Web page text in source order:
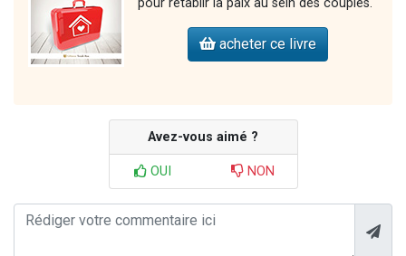
pour rétablir la paix au sein des couples.
acheter ce livre
Avez-vous aimé ?
OUI NON